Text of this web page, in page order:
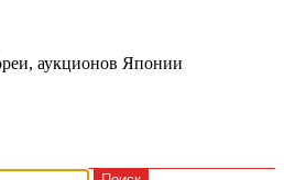
аукционов Японии